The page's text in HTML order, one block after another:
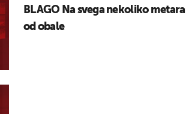
BLAGO Na svega nekoliko metara
od obale